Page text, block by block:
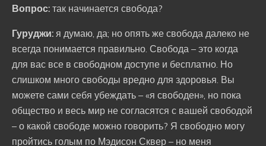
Вопрос: так начинается свобода?
Гуруджи: я думаю, да; но опять же свобода далеко не
всегда понимается правильно. Свобода – это когда
для вас все в свободном доступе и бесплатно. Но
слишком много свободы вредно для здоровья. Вы
можете сами себя убеждать – «я свободен», но пока
общество и весь мир не согласятся с вашей свободой
– о какой свободе можно говорить? Я свободно могу
пройтись голым по Мэдисон Сквер – но меня